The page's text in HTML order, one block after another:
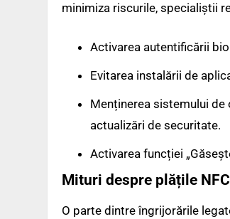
minimiza riscurile, specialiștii
Activarea autentificării
Evitarea instalării de
Menținerea sistemului de
actualizări de securitate.
Activarea funcției
Mituri despre plățile NFC
O parte dintre îngrijorările